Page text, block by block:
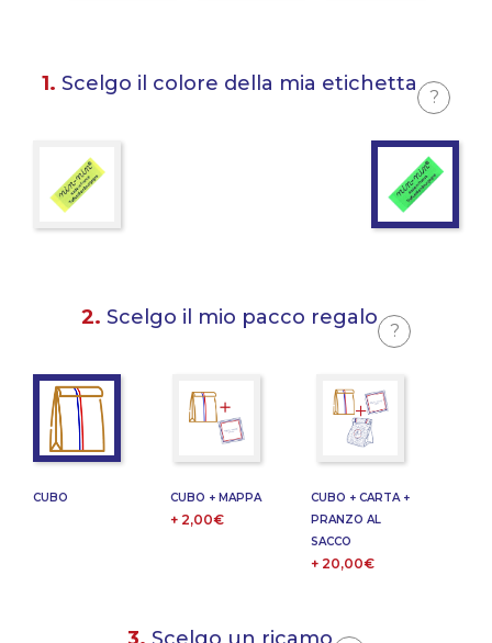
1. Scelgo il colore della mia etichetta
?
2. Scelgo il mio pacco regalo
?
CUBO CUBO + MAPPA
+ 2,00€
CUBO + CARTA +
PRANZO AL
SACCO
+ 20,00€